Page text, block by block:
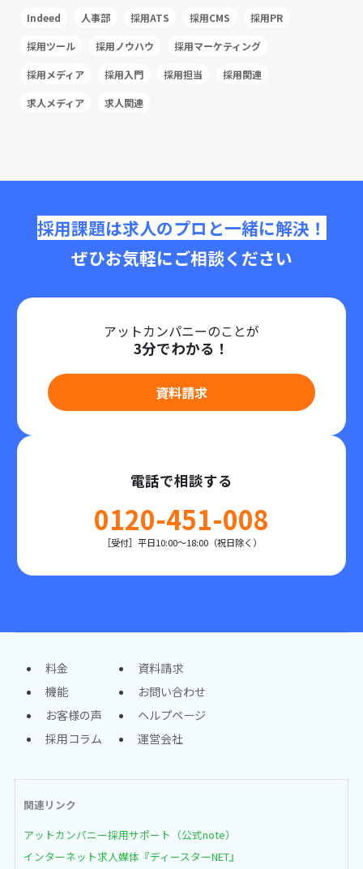
Indeed 人事部 採用ATS 採用CMS 採用PR
採用ツール 採用ノウハウ 採用マーケティング
採用メディア 採用入門 採用担当 採用関連
求人メディア 求人関連
採用課題は求人のプロと一緒に解決！
ぜひお気軽にご相談ください
アットカンパニーのことが
3分でわかる！
資料請求
電話で相談する
0120-451-008
［受付］平日10:00～18:00（祝日除く）
料金
機能
お客様の声
採用コラム
資料請求
お問い合わせ
ヘルプページ
運営会社
関連リンク
アットカンパニー採用サポート（公式note）
インターネット求人媒体『ディースターNET』